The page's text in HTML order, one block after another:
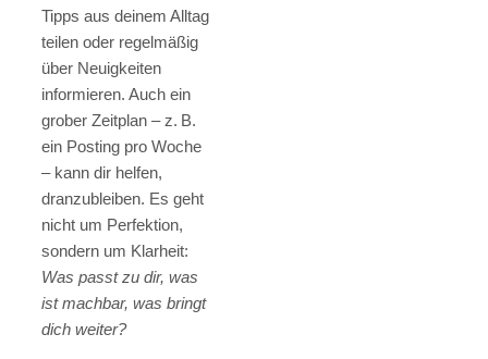
Tipps aus deinem Alltag
teilen oder regelmäßig
über Neuigkeiten
informieren. Auch ein
grober Zeitplan – z. B.
ein Posting pro Woche
– kann dir helfen,
dranzubleiben. Es geht
nicht um Perfektion,
sondern um Klarheit:
Was passt zu dir, was
ist machbar, was bringt
dich weiter?